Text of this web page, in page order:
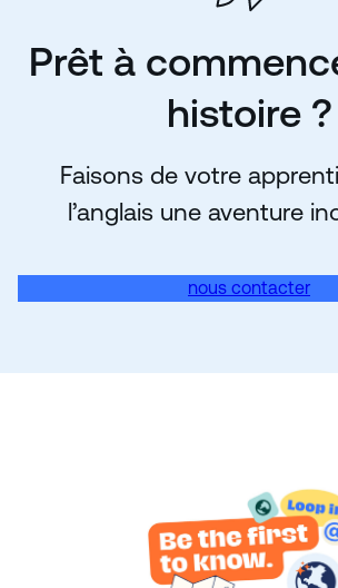
Prêt à
histoire ?
Faisons de votre
l’anglais une aventure
nous contacter